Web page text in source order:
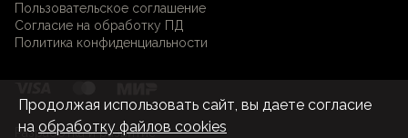
Пользовательское соглашение
Согласие на обработку ПД
Политика конфиденциальности
Разработка и развитие
Продолжая использовать сайт, вы даете согласие
на обработку файлов cookies